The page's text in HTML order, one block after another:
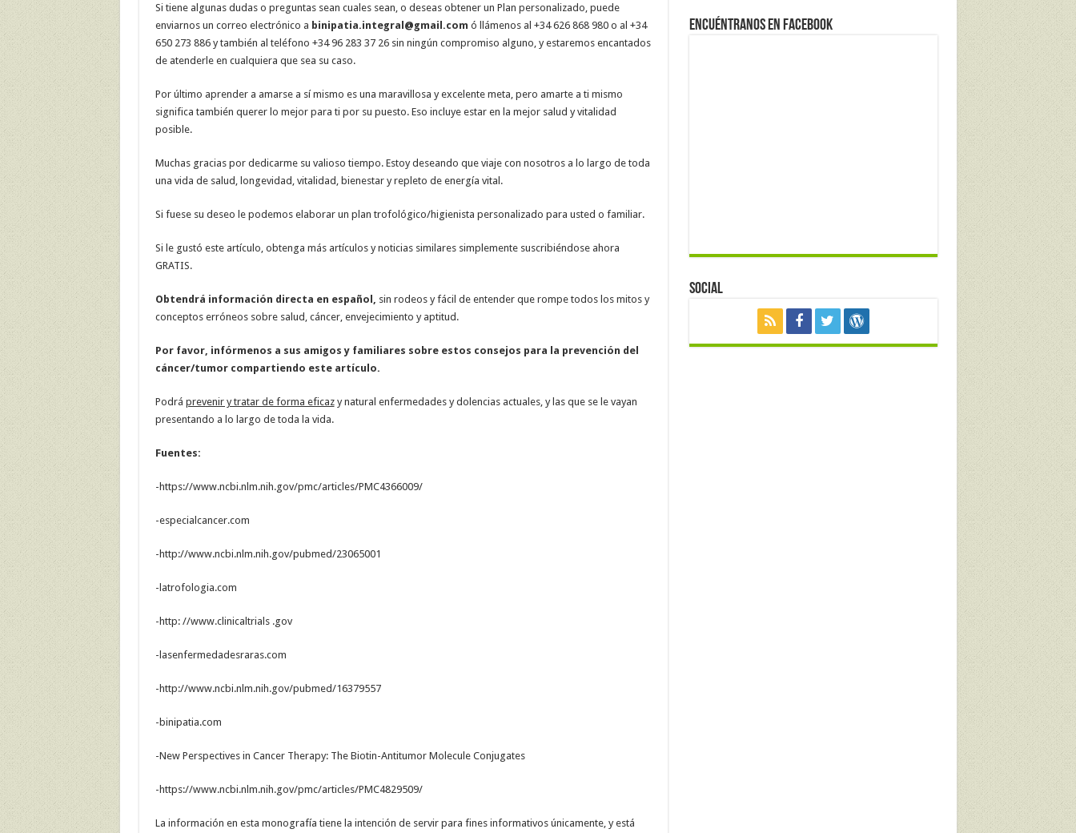
Si tiene algunas dudas o preguntas sean cuales sean, o deseas obtener un Plan personalizado, puede
enviarnos un correo electrónico a binipatia.integral@gmail.com ó llámenos al +34 626 868 980 o al +34
650 273 886 y también al teléfono +34 96 283 37 26 sin ningún compromiso alguno, y estaremos encantados
de atenderle en cualquiera que sea su caso.
Por último aprender a amarse a sí mismo es una maravillosa y excelente meta, pero amarte a ti mismo
significa también querer lo mejor para ti por su puesto. Eso incluye estar en la mejor salud y vitalidad
posible.
Muchas gracias por dedicarme su valioso tiempo. Estoy deseando que viaje con nosotros a lo largo de toda
una vida de salud, longevidad, vitalidad, bienestar y repleto de energía vital.
Si fuese su deseo le podemos elaborar un plan trofológico/higienista personalizado para usted o familiar.
Si le gustó este artículo, obtenga más artículos y noticias similares simplemente suscribiéndose ahora
GRATIS.
Obtendrá información directa en español, sin rodeos y fácil de entender que rompe todos los mitos y
conceptos erróneos sobre salud, cáncer, envejecimiento y aptitud.
Por favor, infórmenos a sus amigos y familiares sobre estos consejos para la prevención del
cáncer/tumor compartiendo este artículo.
Podrá prevenir y tratar de forma eficazy natural enfermedades y dolencias actuales, y las que se le vayan
presentando a lo largo de toda la vida.
Fuentes:
-https://www.ncbi.nlm.nih.gov/pmc/articles/PMC4366009/
-especialcancer.com
-http://www.ncbi.nlm.nih.gov/pubmed/23065001
-latrofologia.com
-http: //www.clinicaltrials .gov
-lasenfermedadesraras.com
-http://www.ncbi.nlm.nih.gov/pubmed/16379557
-binipatia.com
-New Perspectives in Cancer Therapy: The Biotin-Antitumor Molecule Conjugates
-https://www.ncbi.nlm.nih.gov/pmc/articles/PMC4829509/
La información en esta monografía tiene la intención de servir para fines informativos únicamente, y está
Encuéntranos en Facebook
Social